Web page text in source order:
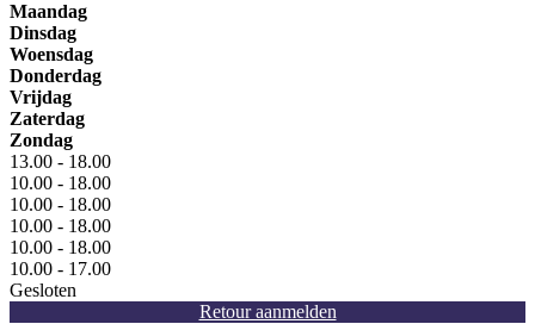
Maandag
Dinsdag
Woensdag
Donderdag
Vrijdag
Zaterdag
Zondag
13.00 - 18.00
10.00 - 18.00
10.00 - 18.00
10.00 - 18.00
10.00 - 18.00
10.00 - 17.00
Gesloten
Retour aanmelden